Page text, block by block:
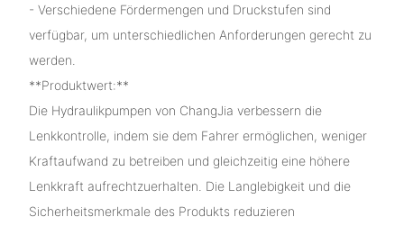
- Verschiedene Fördermengen und Druckstufen sind
verfügbar, um unterschiedlichen Anforderungen gerecht zu
werden.
**Produktwert:**
Die Hydraulikpumpen von ChangJia verbessern die
Lenkkontrolle, indem sie dem Fahrer ermöglichen, weniger
Kraftaufwand zu betreiben und gleichzeitig eine höhere
Lenkkraft aufrechtzuerhalten. Die Langlebigkeit und die
Sicherheitsmerkmale des Produkts reduzieren